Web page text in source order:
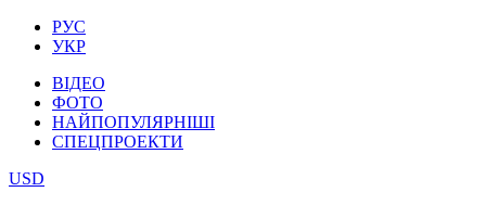
РУС
УКР
ВІДЕО
ФОТО
НАЙПОПУЛЯРНІШІ
СПЕЦПРОЕКТИ
USD